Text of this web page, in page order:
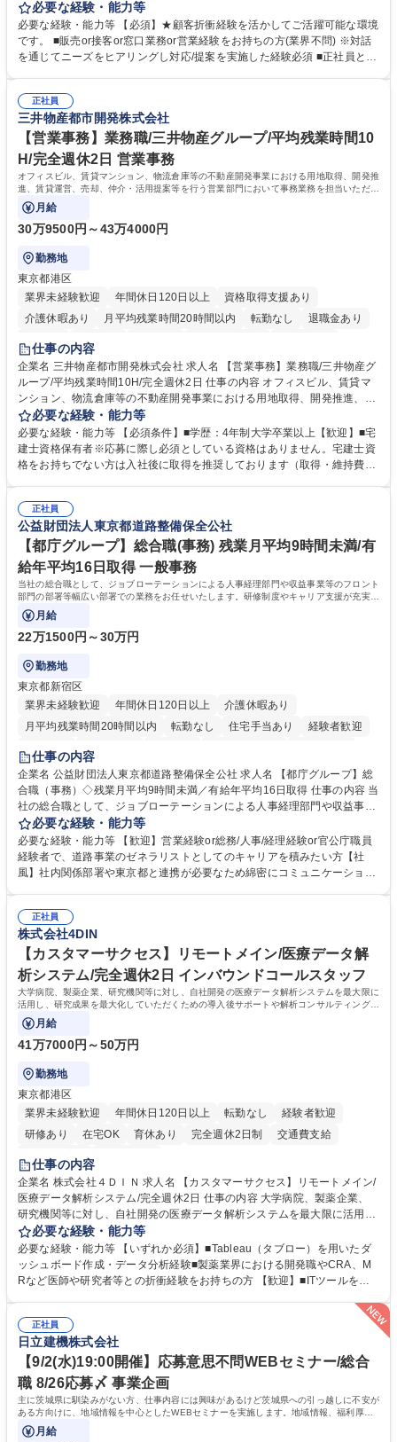
事していただきます。 ■窓口/後方/ロビーにて事務手続等の受付・オペレ
ーション、お客様対応 ■窓口にて、ご来店された個人のお客様に対して金
融商品のご提案 ■効率的な事務運用の検討・構築等 ≪業務紹介：ご応募前
に必ずご覧ください≫ ※記事 https://www.mysite.bk.mufg.jp/career/circle/
必要な経験・能力等
必要な経験・能力等 【必須】★顧客折衝経験を活かしてご活躍可能な環境
です。 ■販売or接客or窓口業務or営業経験をお持ちの方(業界不問) ※対話
を通じてニーズをヒアリングし対応/提案を実施した経験必須 ■正社員とし
るので安心して入行いただけます。 幅広いキャリアの選択肢があり、公募
や社内副業等を活用し、 一人ひとりが挑戦できるカルチャーが浸透してい
ます。 学歴・資格 学歴：大学院 大学 高専 短大 専修学校 高校 語学力：
資格：
正社員
三井物産都市開発株式会社
【営業事務】業務職/三井物産グループ/平均残業時間10
H/完全週休2日 営業事務
オフィスビル、賃貸マンション、物流倉庫等の不動産開発事業における用地取得、開発推
進、賃貸運営、売却、仲介・活用提案等を行う営業部門において事務業務を担当いただき
ます。
月給
30万9500円～43万4000円
勤務地
東京都港区
業界未経験歓迎
年間休日120日以上
資格取得支援あり
介護休暇あり
月平均残業時間20時間以内 転勤なし
退職金あり
在宅OK
賞与あり
駅近5分以内
土日祝休み 寮・社宅あり
仕事の内容
企業名 三井物産都市開発株式会社 求人名 【営業事務】業務職/三井物産グ
ループ/平均残業時間10H/完全週休2日 仕事の内容 オフィスビル、賃貸マ
ンション、物流倉庫等の不動産開発事業における用地取得、開発推進、賃
貸運営、売却、仲介・活用提案等を行う営業部門において事務業務を担当
いただきます。 【詳細】・契約書管理、契約書製本、捺印対応、ファイリ
ング、登記簿取得、調書取得・支払業務（各種費用支払、支払管理、請
求・支払データ登録、取引先マスター申請対応）・予算作成及び予実管
の他に担当頂く業務が発生する場合があります。 募集職種 【営業事務】
業務職/三井物産グループ/平均残業時間10H/完全週休2日
必要な経験・能力等
必要な経験・能力等 【必須条件】■学歴：4年制大学卒業以上【歓迎】■宅
建士資格保有者※応募に際し必須としている資格はありません。宅建士資
格をお持ちでない方は入社後に取得を推奨しております（取得・維持費用
ション力がある方。 ・チャレンジを厭わず、粘り強く業務に取り組める
方。多様な関係者と謙虚に信頼関係を構築でき、期限を意識したスケジュ
ール管理が出来る方。※将来的に他部署（営業部門、コーポレート部門）
へのジョブローテーションの可能性があります。 学歴・資格 学歴：大学
院 大学 語学力： 資格：宅地建物取引士
正社員
公益財団法人東京都道路整備保全公社
【都庁グループ】総合職(事務) 残業月平均9時間未満/有
給年平均16日取得 一般事務
当社の総合職として、ジョブローテーションによる人事経理部門や収益事業等のフロント
部門の部署等幅広い部署での業務をお任せいたします。研修制度やキャリア支援が充実し
ております！ ※下記業務詳細
月給
22万1500円～30万円
勤務地
東京都新宿区
業界未経験歓迎
年間休日120日以上
介護休暇あり
月平均残業時間20時間以内
転勤なし 住宅手当あり
経験者歓迎
研修あり
退職金あり
駅近5分以内
資格取得手当あり 食事補助あり
仕事の内容
企業名 公益財団法人東京都道路整備保全公社 求人名 【都庁グループ】総
合職（事務）◇残業月平均9時間未満／有給年平均16日取得 仕事の内容 当
社の総合職として、ジョブローテーションによる人事経理部門や収益事業
等のフロント部門の部署等幅広い部署での業務をお任せいたします。研修
制度やキャリア支援が充実しております！ ※下記業務詳細 【業務詳細】■
管理部門：広報、人事、経理など当公社の運営に係る管理業務 ■収益部
門：駐車場の新規開拓、管理運営、新宿駅西口広場の「イベントコーナ
道路施設や道路工事現場の見学ツアー事業 ※入社後は上記いずれかの部門
へ配属。※業務内容変更の範囲：会社の定める業務 募集職種 【都庁グル
ープ】総合職（事務）◇残業月平均9時間未満／有給年平均16日取得
必要な経験・能力等
必要な経験・能力等 【歓迎】営業経験or総務/人事/経理経験or官公庁職員
経験者で、道路事業のゼネラリストとしてのキャリアを積みたい方【社
風】社内関係部署や東京都と連携が必要なため綿密にコミュニケーション
部門など多岐に渡る業務を経験できます。 ■様々なプロジェクト：駐車場
事業の他、新宿駅西口広場内に設置された照明を兼ねた広告「ブライトサ
イン」の管理運営を行うなど、事業収益を生み出す活動を積極的に行って
います。 学歴・資格 学歴：大学院 大学 高専 短大 専修学校 高校 語学力：
資格：
正社員
株式会社4DIN
【カスタマーサクセス】リモートメイン/医療データ解
析システム/完全週休2日 インバウンドコールスタッフ
大学病院、製薬企業、研究機関等に対し、自社開発の医療データ解析システムを最大限に
活用し、研究成果を最大化していただくための導入後サポートや解析コンサルティング、
活用アドバイス業務等をお任せします。
月給
41万7000円～50万円
勤務地
東京都港区
業界未経験歓迎
年間休日120日以上 転勤なし
経験者歓迎
研修あり
在宅OK 育休あり 完全週休2日制
交通費支給
駅近5分以内
仕事の内容
企業名 株式会社４ＤＩＮ 求人名 【カスタマーサクセス】リモートメイン/
医療データ解析システム/完全週休2日 仕事の内容 大学病院、製薬企業、
研究機関等に対し、自社開発の医療データ解析システムを最大限に活用
し、研究成果を最大化していただくための導入後サポートや解析コンサル
ティング、活用アドバイス業務等をお任せします。 ■活用コンサルティン
グ：疾患再発率の調査や薬剤効果の可視化等の目的に合わせ、プラットフ
ォーム上で可能な解析手法を提案 ■オンボーディング：ツールの操作説明
ク：ユーザー要望を開発部門へ繋ぎ、プロダクトの利便性向上へ貢献。医
療現場のDX化を推進するやりがいがあります。【業務内容の変更範囲】
当社の指定する業務 募集職種 【カスタマーサクセス】リモートメイン/医
療データ解析システム/完全週休2日
必要な経験・能力等
必要な経験・能力等 【いずれか必須】■Tableau（タブロー）を用いたダ
ッシュボード作成・データ分析経験■製薬業界における開発職やCRA、M
Rなど医師や研究者等との折衝経験をお持ちの方 【歓迎】■ITツールを用
画可能です。オンラインツール（ZoomやTeams等）を用いた柔軟なサポ
ート体制を構築しています。 【採用背景】導入先が急増しており、専任の
カスタマーサクセス組織を強化するための増員採用です。営業担当からの
丁寧なOJTがあり、医療データ解析の専門知識をキャッチアップできる環
境です。社会貢献性の高い分野で専門性を磨きたい方を歓迎します。 学
歴・資格 学歴：大学院 大学 高専 短大 専修学校 高校 語学力： 資格：
正社員
日立建機株式会社
【9/2(水)19:00開催】応募意思不問WEBセミナー/総合
職 8/26応募〆 事業企画
主に茨城県に馴染みがない方、仕事内容には興味があるけど茨城県への引っ越しに不安が
ある方向けに、地域情報を中心としたWEBセミナーを実施します。地域情報、福利厚生
情報等をお伝えします。
月給